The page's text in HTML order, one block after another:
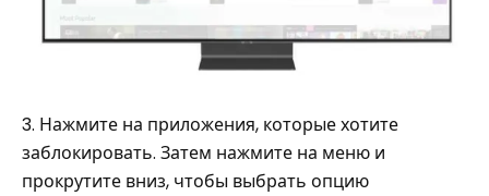
3. Нажмите на приложения, которые хотите
заблокировать. Затем нажмите на меню и
прокрутите вниз, чтобы выбрать опцию